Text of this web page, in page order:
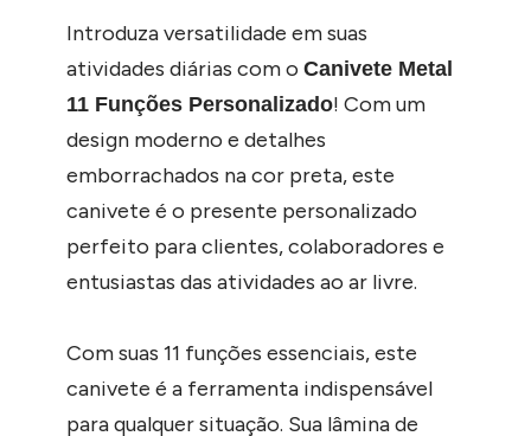
Introduza versatilidade em suas
atividades diárias com o Canivete Metal
11 Funções Personalizado! Com um
design moderno e detalhes
emborrachados na cor preta, este
canivete é o presente personalizado
perfeito para clientes, colaboradores e
entusiastas das atividades ao ar livre.
Com suas 11 funções essenciais, este
canivete é a ferramenta indispensável
para qualquer situação. Sua lâmina de